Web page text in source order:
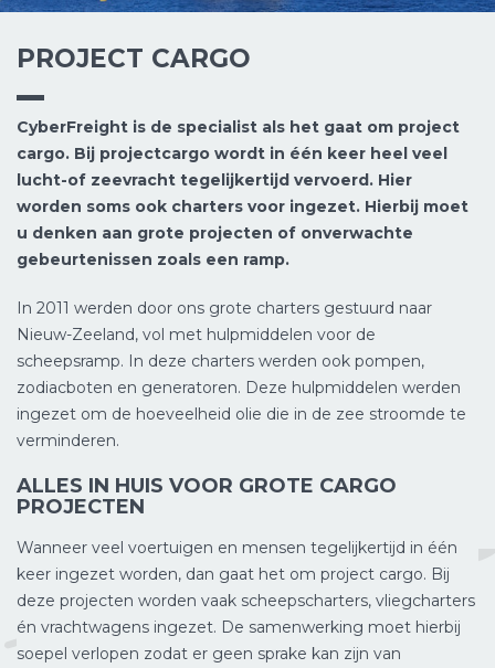
PROJECT CARGO
CyberFreight is de specialist als het gaat om project
cargo. Bij projectcargo wordt in één keer heel veel
lucht-of zeevracht tegelijkertijd vervoerd. Hier
worden soms ook charters voor ingezet. Hierbij moet
u denken aan grote projecten of onverwachte
gebeurtenissen zoals een ramp.
In 2011 werden door ons grote charters gestuurd naar
Nieuw-Zeeland, vol met hulpmiddelen voor de
scheepsramp. In deze charters werden ook pompen,
zodiacboten en generatoren. Deze hulpmiddelen werden
ingezet om de hoeveelheid olie die in de zee stroomde te
verminderen.
ALLES IN HUIS VOOR GROTE CARGO
PROJECTEN
Wanneer veel voertuigen en mensen tegelijkertijd in één
keer ingezet worden, dan gaat het om project cargo. Bij
deze projecten worden vaak scheepscharters, vliegcharters
én vrachtwagens ingezet. De samenwerking moet hierbij
soepel verlopen zodat er geen sprake kan zijn van